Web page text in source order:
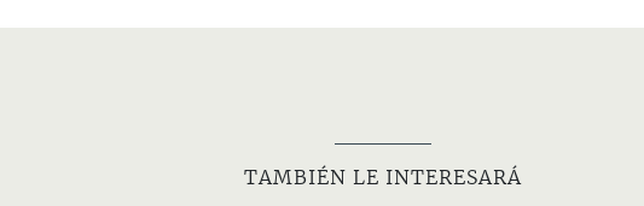
TAMBIÉN LE INTERESARÁ